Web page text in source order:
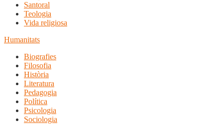
Santoral
Teologia
Vida religiosa
Humanitats
Biografies
Filosofia
Història
Literatura
Pedagogia
Política
Psicologia
Sociologia